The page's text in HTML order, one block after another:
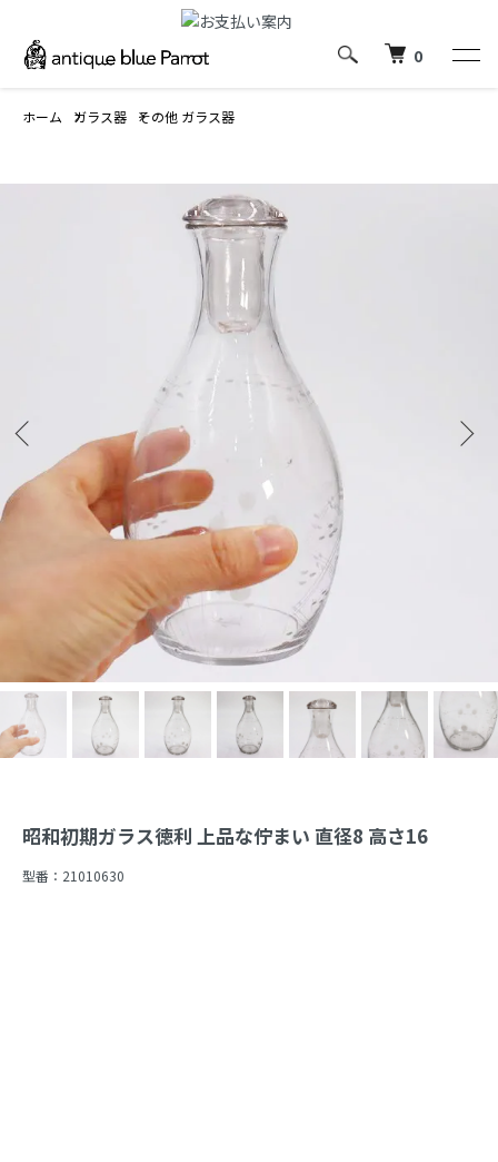
0
ホーム ガラス器 その他 ガラス器
昭和初期ガラス徳利 上品な佇まい 直径8 高さ16
型番： 21010630